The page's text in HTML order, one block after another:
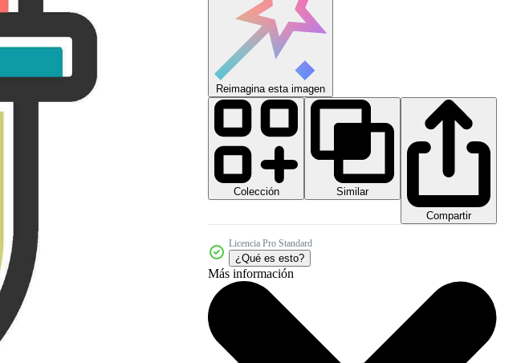
Reimagina esta imagen
Colección
Similar
Compartir
Licencia Pro Standard
¿Qué es esto?
Más información